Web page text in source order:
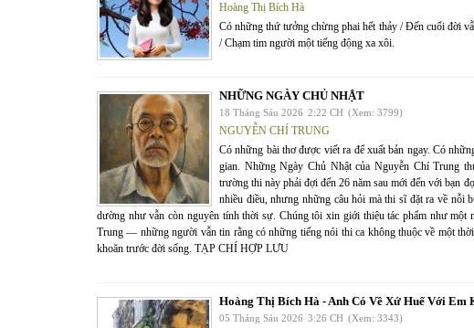
Hoàng Thị Bích Hà
Có những thứ tưởng chừng phai hết thảy / Đến cuối đời
/ Chạm tim người một tiếng động xa xôi.
NHỮNG NGÀY CHỦ NHẬT
18 Tháng Sáu 2026 2:22 CH (Xem: 3799)
NGUYỄN CHÍ TRUNG
Có những bài thơ được viết ra để xuất bản ngay. Có
gian. Những Ngày Chủ Nhật của Nguyễn Chí Trung
trường thi này phải đợi đến 26 năm sau mới đến với bạn
nhiều điều, nhưng những câu hỏi mà thi sĩ đặt ra về
dường như vẫn còn nguyên tính thời sự. Chúng tôi xin giới thiệu tác phẩm như
Trung — những người vẫn tin rằng có những tiếng nói thi ca không thuộc về một
khoăn trước đời sống. TẠP CHÍ HỢP LƯU
Hoàng Thị Bích Hà - Anh Có Về Xứ Huế Với Em
05 Tháng Sáu 2026 3:26 CH (Xem: 3343)